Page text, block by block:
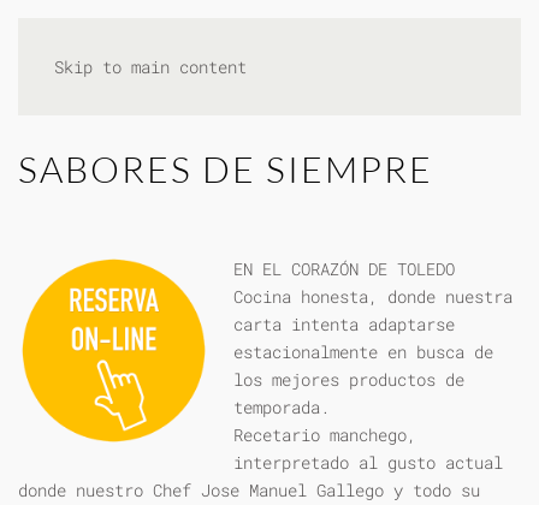
Skip to main content
SABORES DE SIEMPRE
EN EL CORAZÓN DE TOLEDO
Cocina honesta, donde nuestra
carta intenta adaptarse
estacionalmente en busca de
los mejores productos de
temporada.
Recetario manchego,
interpretado al gusto actual
donde nuestro Chef Jose Manuel Gallego y todo su